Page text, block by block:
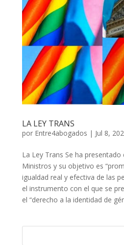
LA LEY TRANS
por Entre4abogados | Jul 8,
La Ley Trans Se ha presentado
Ministros y su objetivo es
igualdad real y efectiva de las
el instrumento con el que se
el “derecho a la identidad de